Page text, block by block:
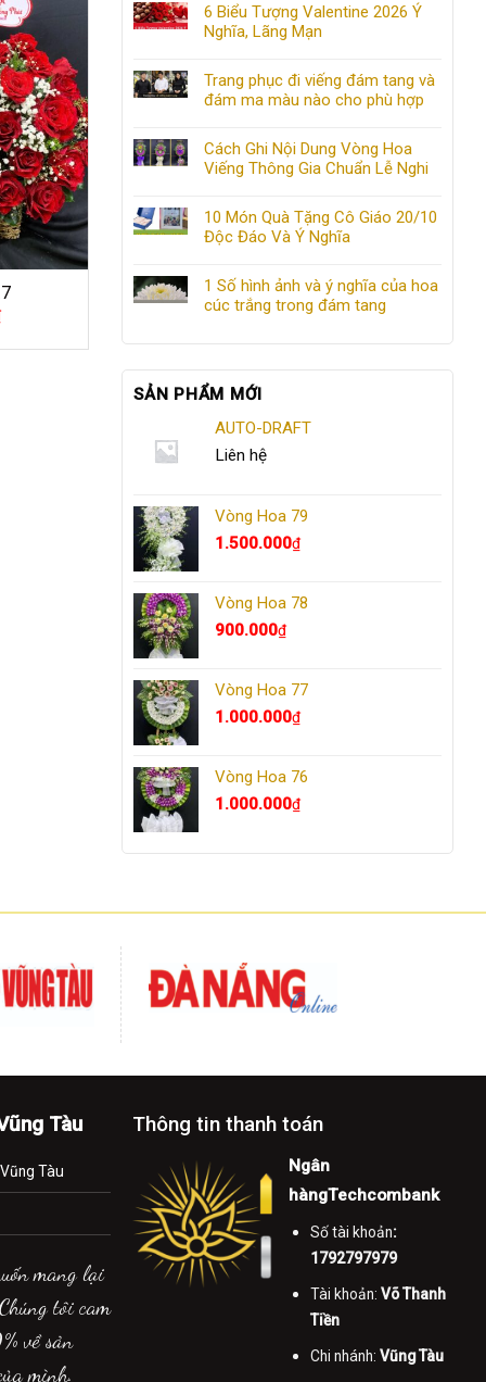
6 Biểu Tượng Valentine 2026 Ý
Nghĩa, Lãng Mạn
Trang phục đi viếng đám tang và
đám ma màu nào cho phù hợp
Cách Ghi Nội Dung Vòng Hoa
Viếng Thông Gia Chuẩn Lễ Nghi
10 Món Quà Tặng Cô Giáo 20/10
Độc Đáo Và Ý Nghĩa
1 Số hình ảnh và ý nghĩa của hoa
cúc trắng trong đám tang
SẢN PHẨM MỚI
AUTO-DRAFT
Liên hệ
Vòng Hoa 79
1.500.000₫
Vòng Hoa 78
900.000₫
Vòng Hoa 77
1.000.000₫
Vòng Hoa 76
1.000.000₫
Tàu
Tàu
mang lại
tôi cam
về sản
mình.
Thông tin thanh toán
Ngân
hàngTechcombank
Số tài khoản:
1792797979
Tài khoản:Võ Thanh
Tiền
Chi nhánh:Vũng Tàu